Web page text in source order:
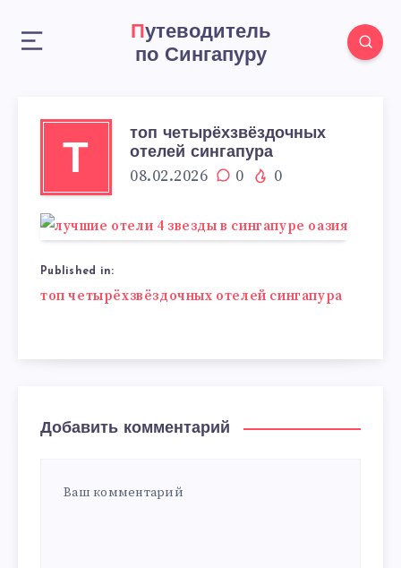
Путеводитель
по Сингапуру
Т
топ четырёхзвёздочных
отелей сингапура
08.02.2026 0 0
Published in:
Навигация
топ четырёхзвёздочных отелей сингапура
Добавить комментарий